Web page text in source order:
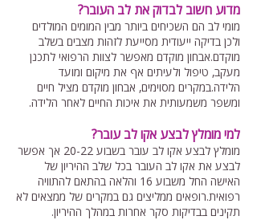
מדוע חשוב לבדוק את לב העובר?
מומי לב הם השכיחים ביותר מבין המומים המולדים
ולכן בדיקה ייעודית מסייעת לזהות מצבים בשלב
מוקדם.אבחון מוקדם מאפשר לצוות הרפואי לתכנן
מעקב, טיפול ולעיתים אף את מיקום ומועד
הלידה.במקרים מסוימים, אבחון מוקדם מציל חיים
ומשפר משמעותית את איכות החיים לאחר הלידה.
למי מומלץ לבצע אקו לב עובר?
מומלץ לבצע אקו לב עובר בשבוע 20-22 אך אפשר
לבצע את אקו לב העובר בכל שלב ההיריון של
האישה החל משבוע 16 והלאה בהתאם להתוויה
רפואית.רופאים ממליצים גם במקרים של ממצאים לא
תקינים בבדיקות סקר אחרות במהלך ההיריון.